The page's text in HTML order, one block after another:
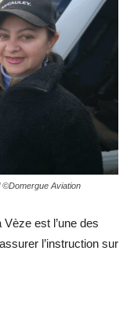
©Domergue Aviation
est l’une des
l’instruction sur